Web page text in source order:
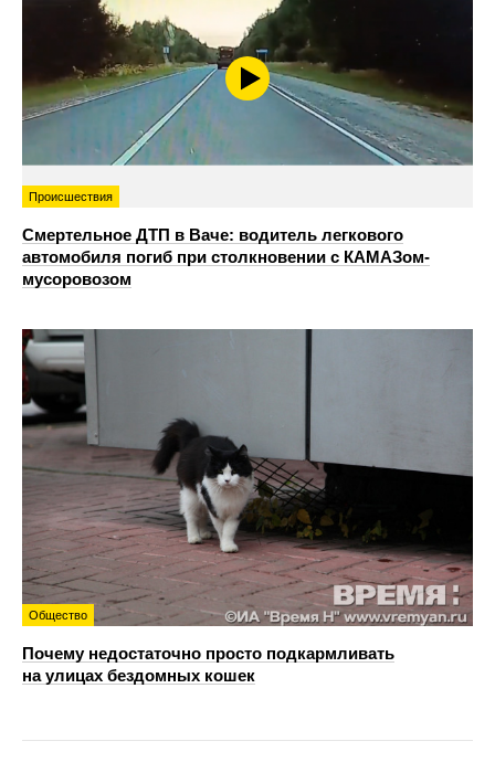
Происшествия
Смертельное ДТП в Ваче: водитель легкового
автомобиля погиб при столкновении с КАМАЗом-
мусоровозом
Общество
Почему недостаточно просто подкармливать
на улицах бездомных кошек